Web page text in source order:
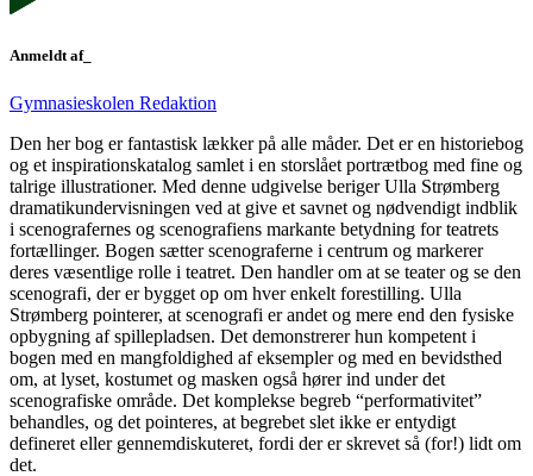
Anmeldt af_
Gymnasieskolen Redaktion
Den her bog er fantastisk lækker på alle måder. Det er en historiebog
og et inspirationskatalog samlet i en storslået portrætbog med fine og
talrige illustrationer. Med denne udgivelse beriger Ulla Strømberg
dramatikundervisningen ved at give et savnet og nødvendigt indblik
i scenografernes og scenografiens markante betydning for teatrets
fortællinger. Bogen sætter scenograferne i centrum og markerer
deres væsentlige rolle i teatret. Den handler om at se teater og se den
scenografi, der er bygget op om hver enkelt forestilling. Ulla
Strømberg pointerer, at scenografi er andet og mere end den fysiske
opbygning af spillepladsen. Det demonstrerer hun kompetent i
bogen med en mangfoldighed af eksempler og med en bevidsthed
om, at lyset, kostumet og masken også hører ind under det
scenografiske område. Det komplekse begreb “performativitet”
behandles, og det pointeres, at begrebet slet ikke er entydigt
defineret eller gennemdiskuteret, fordi der er skrevet så (for!) lidt om
det.